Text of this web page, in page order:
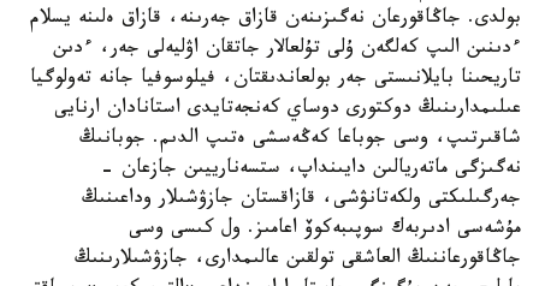
بولدى. جاڭاقورعان نەگىزىنەن قازاق جەرىنە، قازاق ەلىنە يسلام
ءدىنىن الىپ كەلگەن ۇلى تۇلعالار جاتقان اۋليەلى جەر، ءدىن
تاريحىنا بايلانىستى جەر بولعاندىقتان، فيلوسوفيا جانە تەولوگيا
عىلىمدارىنىڭ دوكتورى دوساي كەنجەتايدى استانادان ارنايى
شاقىرتىپ، وسى جوباعا كەڭەسشى ەتىپ الدىم. جوبانىڭ
نەگىزگى ماتەريالىن دايىنداپ، ستسەنارييىن جازعان -
جەرگىلىكتى ولكەتانۋشى، قازاقستان جازۋشىلار وداعىنىڭ
مۇشەسى ادىربەك سوپىبەكوۆ اعامىز. ول كىسى وسى
جاڭاقورعاننىڭ العاشقى تولقىن عالىمدارى، جازۋشىلارىنىڭ